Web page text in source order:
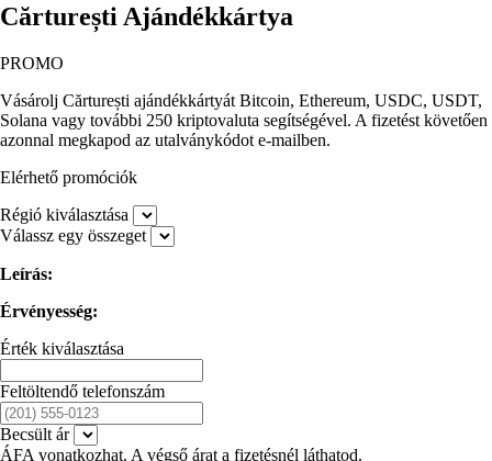
Cărturești Ajándékkártya
PROMO
Vásárolj Cărturești ajándékkártyát Bitcoin, Ethereum, USDC, USDT,
Solana vagy további 250 kriptovaluta segítségével. A fizetést követően
azonnal megkapod az utalványkódot e-mailben.
Elérhető promóciók
Régió kiválasztása
Válassz egy összeget
Leírás:
Érvényesség:
Érték kiválasztása
Feltöltendő telefonszám
Becsült ár
ÁFA vonatkozhat. A végső árat a fizetésnél láthatod.